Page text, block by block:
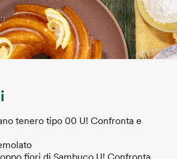
tenero tipo 00 U! Confronta e